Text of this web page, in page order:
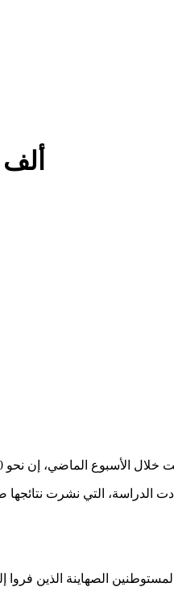
20
الصهاينة الذين فروا